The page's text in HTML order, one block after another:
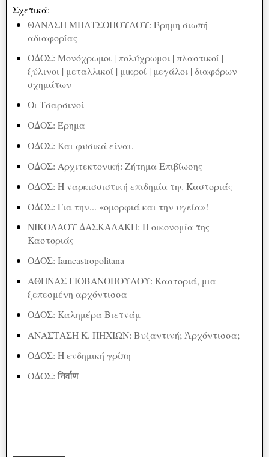
Σχετικά:
ΘΑΝΑΣΗ ΜΠΑΤΣΟΠΟΥΛΟΥ: Έρημη σιωπή
αδιαφορίας
ΟΔΟΣ: Μονόχρωμοι | πολύχρωμοι | πλαστικοί |
ξύλινοι | μεταλλικοί | μικροί | μεγάλοι | διαφόρων
σχημάτων
Οι Τσαρσινοί
ΟΔΟΣ: Έρημα
ΟΔΟΣ: Και φυσικά είναι.
ΟΔΟΣ: Αρχιτεκτονική: Ζήτημα Επιβίωσης
ΟΔΟΣ: Η ναρκισσιστική επιδημία της Καστοριάς
ΟΔΟΣ: Για την... «ομορφιά και την υγεία»!
ΝΙΚΟΛΑΟΥ ΔΑΣΚΑΛΑΚΗ: Η οικονομία της
Καστοριάς
ΟΔΟΣ: Iamcastropolitana
ΑΘΗΝΑΣ ΓΙΟΒΑΝΟΠΟΥΛΟΥ: Καστοριά, μια
ξεπεσμένη αρχόντισσα
ΟΔΟΣ: Καλημέρα Βιετνάμ
ΑΝΑΣΤΑΣΗ Κ. ΠΗΧΙΩΝ: Βυζαντινή; Ἀρχόντισσα;
ΟΔΟΣ: Η ενδημική γρίπη
ΟΔΟΣ: निर्वाण